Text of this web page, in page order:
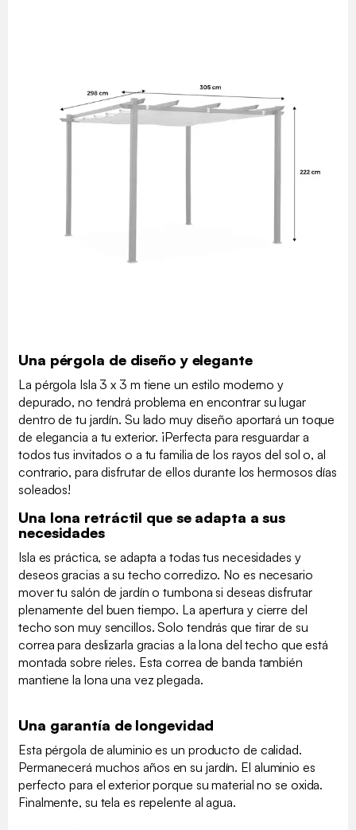
Una pérgola de diseño y elegante
La pérgola Isla 3 x 3 m tiene un estilo moderno y
depurado, no tendrá problema en encontrar su lugar
dentro de tu jardín. Su lado muy diseño aportará un toque
de elegancia a tu exterior. ¡Perfecta para resguardar a
todos tus invitados o a tu familia de los rayos del sol o, al
contrario, para disfrutar de ellos durante los hermosos días
soleados!
Una lona retráctil que se adapta a sus
necesidades
Isla es práctica, se adapta a todas tus necesidades y
deseos gracias a su techo corredizo. No es necesario
mover tu salón de jardín o tumbona si deseas disfrutar
plenamente del buen tiempo. La apertura y cierre del
techo son muy sencillos. Solo tendrás que tirar de su
correa para deslizarla gracias a la lona del techo que está
montada sobre rieles. Esta correa de banda también
mantiene la lona una vez plegada.
Una garantía de longevidad
Esta pérgola de aluminio es un producto de calidad.
Permanecerá muchos años en su jardín. El aluminio es
perfecto para el exterior porque su material no se oxida.
Finalmente, su tela es repelente al agua.